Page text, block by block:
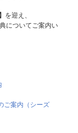
を迎え、
についてご案内い
ご案内（シーズ